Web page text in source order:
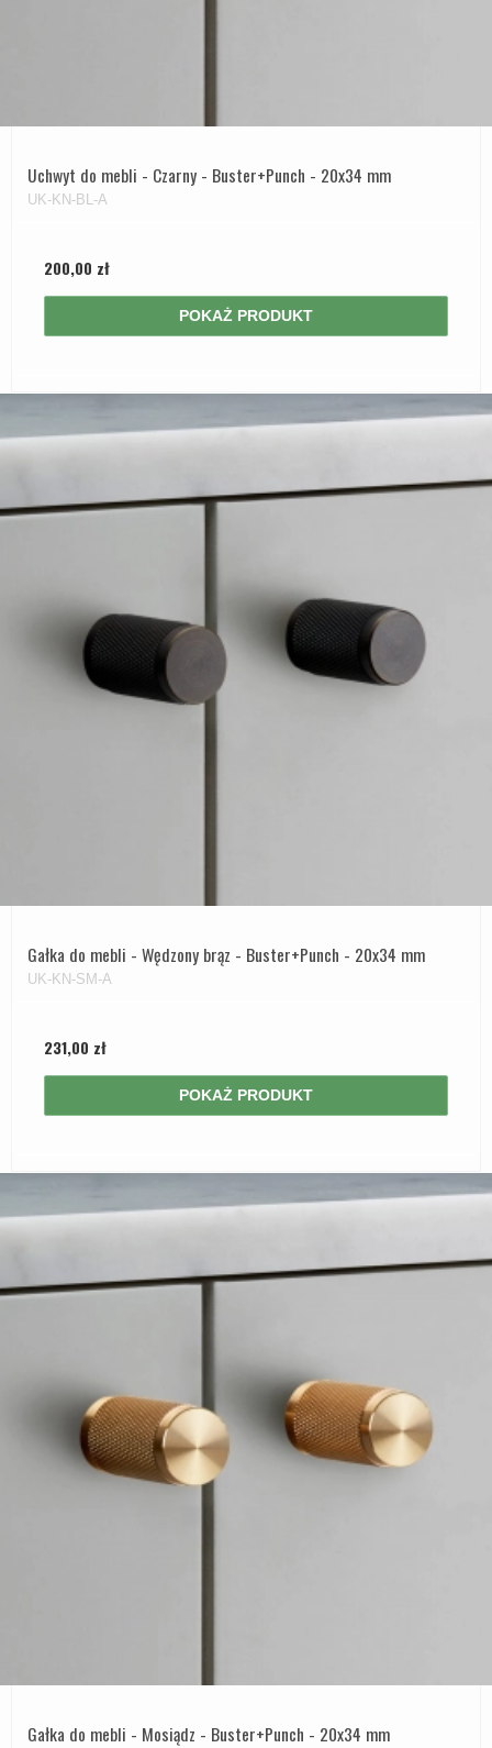
Uchwyt do mebli - Czarny - Buster+Punch - 20x34 mm
UK-KN-BL-A
200,00 zł
POKAŻ PRODUKT
Gałka do mebli - Wędzony brąz - Buster+Punch - 20x34 mm
UK-KN-SM-A
231,00 zł
POKAŻ PRODUKT
Gałka do mebli - Mosiądz - Buster+Punch - 20x34 mm